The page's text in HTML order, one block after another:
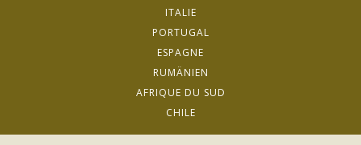
ITALIE
PORTUGAL
ESPAGNE
RUMÄNIEN
AFRIQUE DU SUD
CHILE